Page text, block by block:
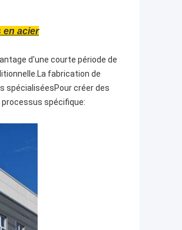
en acier
d'une courte période de
fabrication de
spécialiséesPour créer des
spécifique: